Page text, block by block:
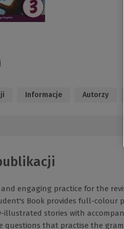
Informacje Autorzy
engaging practice for the
Book provides full-colour
stories with
questions that practise the